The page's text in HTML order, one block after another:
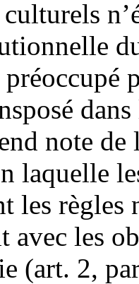
note de
laquelle
les règles
avec les
(art. 2,